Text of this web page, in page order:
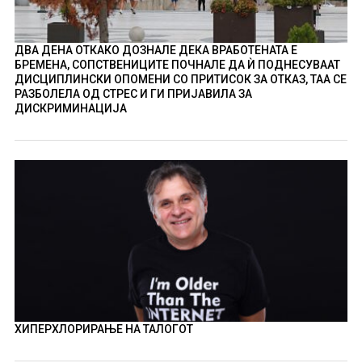
ДВА ДЕНА ОТКАКО ДОЗНАЛЕ ДЕКА ВРАБОТЕНАТА Е
БРЕМЕНА, СОПСТВЕНИЦИТЕ ПОЧНАЛЕ ДА Ѝ ПОДНЕСУВААТ
ДИСЦИПЛИНСКИ ОПОМЕНИ СО ПРИТИСОК ЗА ОТКАЗ, ТАА СЕ
РАЗБОЛЕЛА ОД СТРЕС И ГИ ПРИЈАВИЛА ЗА
ДИСКРИМИНАЦИЈА
ХИПЕРХЛОРИРАЊЕ НА ТАЛОГОТ